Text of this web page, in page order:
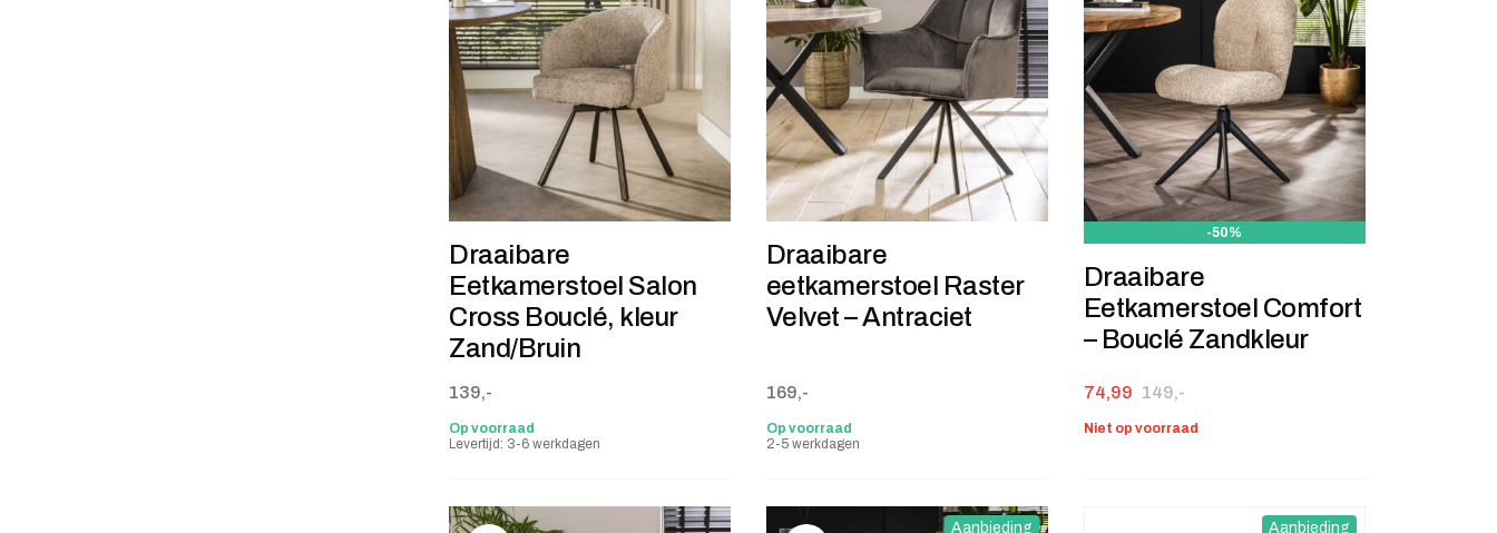
Draaibare
Eetkamerstoel Salon
Cross Bouclé, kleur
Zand/Bruin
139,-
Op voorraad
Levertijd: 3-6 werkdagen
Draaibare
eetkamerstoel Raster
Velvet – Antraciet
169,-
Op voorraad
2-5 werkdagen
-50%
Draaibare
Eetkamerstoel Comfort
– Bouclé Zandkleur
149,-
Oorspronkelijke prijs was: 149,-.
74,99
Huidige prijs is: 74,99.
Niet op voorraad
Aanbieding Aanbieding